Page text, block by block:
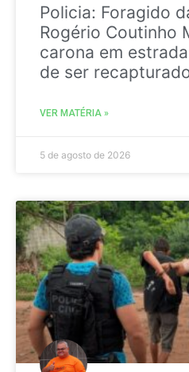
Policia: Foragido
Rogério Coutinho
carona em
de ser
VER MATÉRIA »
5 de agosto de 2026